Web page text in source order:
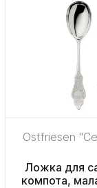
Ostfriesen
Ложка для
компота,